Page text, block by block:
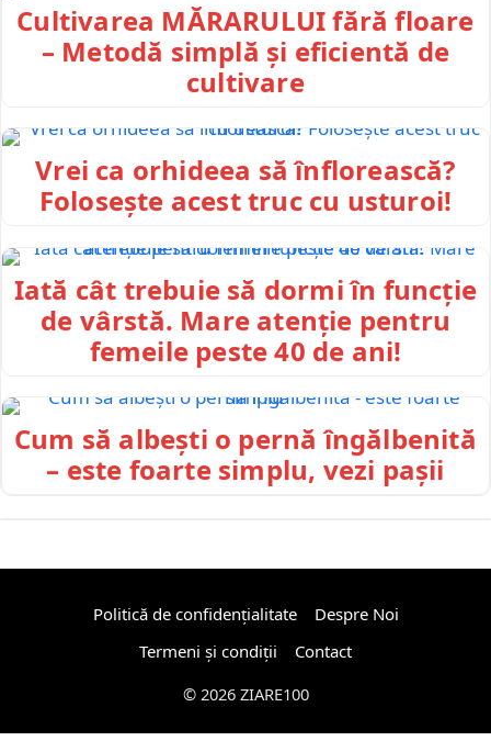
Cultivarea MĂRARULUI fără floare
– Metodă simplă și eficientă de
cultivare
Vrei ca orhideea să înflorească?
Folosește acest truc cu usturoi!
Iată cât trebuie să dormi în funcție
de vârstă. Mare atenție pentru
femeile peste 40 de ani!
Cum să albești o pernă îngălbenită
– este foarte simplu, vezi pașii
Politică de confidențialitate
Despre Noi
Termeni și condiții
Contact
© 2026 ZIARE100